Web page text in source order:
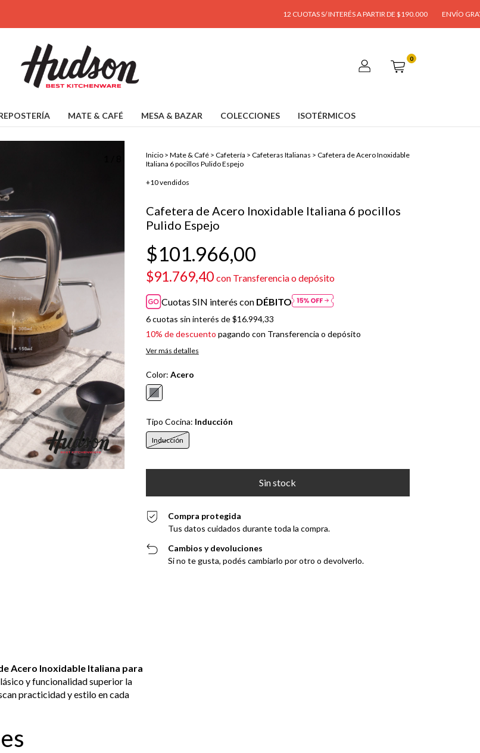
12 CUOTAS S/ INTERÉS A PARTIR DE $190.000 ENVÍO GRATIS A
0
MATE & CAFÉ MESA & BAZAR COLECCIONES ISOTÉRMICOS
Inicio > Mate & Café > Cafetería > Cafeteras Italianas > Cafetera de Acero Inoxidable
Italiana 6 pocillos Pulido Espejo
+10 vendidos
Cafetera de Acero Inoxidable Italiana 6 pocillos
Pulido Espejo
$101.966,00
$91.769,40 con Transferencia o depósito
Cuotas SIN interés con DÉBITO
6cuotas sin interés de$16.994,33
10% de descuento pagando con Transferencia o depósito
Ver más detalles
Color: Acero
Tipo Cocina: Inducción
Inducción
Compra protegida
Tus datos cuidados durante toda la compra.
Cambios y devoluciones
Si no te gusta, podés cambiarlo por otro o devolverlo.
Acero Inoxidable Italiana para
y funcionalidad superior la
practicidad y estilo en cada